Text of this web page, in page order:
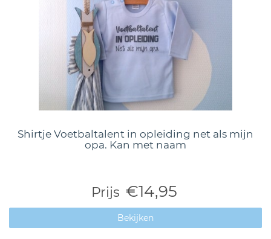
Shirtje Voetbaltalent in opleiding net als mijn
opa. Kan met naam
Prijs €14,95
Bekijken